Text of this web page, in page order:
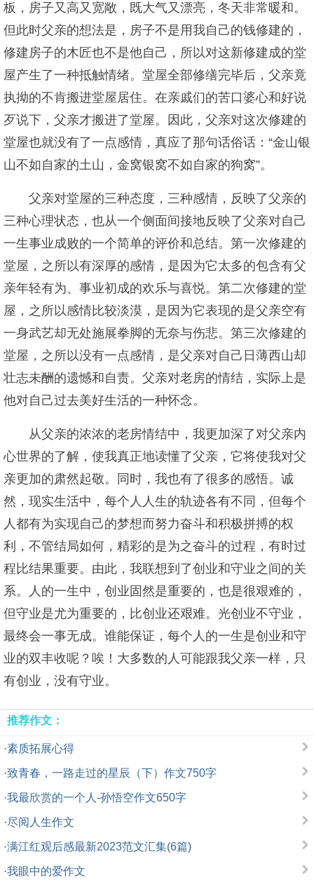
板，房子又高又宽敞，既大气又漂亮，冬天非常暖和。
但此时父亲的想法是，房子不是用我自己的钱修建的，
修建房子的木匠也不是他自己，所以对这新修建成的堂
屋产生了一种抵触情绪。堂屋全部修缮完毕后，父亲竟
执拗的不肯搬进堂屋居住。在亲戚们的苦口婆心和好说
歹说下，父亲才搬进了堂屋。因此，父亲对这次修建的
堂屋也就没有了一点感情，真应了那句话俗话：“金山银
山不如自家的土山，金窝银窝不如自家的狗窝”。
父亲对堂屋的三种态度，三种感情，反映了父亲的
三种心理状态，也从一个侧面间接地反映了父亲对自己
一生事业成败的一个简单的评价和总结。第一次修建的
堂屋，之所以有深厚的感情，是因为它太多的包含有父
亲年轻有为、事业初成的欢乐与喜悦。第二次修建的堂
屋，之所以感情比较淡漠，是因为它表现的是父亲空有
一身武艺却无处施展拳脚的无奈与伤悲。第三次修建的
堂屋，之所以没有一点感情，是父亲对自己日薄西山却
壮志未酬的遗憾和自责。父亲对老房的情结，实际上是
他对自己过去美好生活的一种怀念。
从父亲的浓浓的老房情结中，我更加深了对父亲内
心世界的了解，使我真正地读懂了父亲，它将使我对父
亲更加的肃然起敬。同时，我也有了很多的感悟。诚
然，现实生活中，每个人人生的轨迹各有不同，但每个
人都有为实现自己的梦想而努力奋斗和积极拼搏的权
利，不管结局如何，精彩的是为之奋斗的过程，有时过
程比结果重要。由此，我联想到了创业和守业之间的关
系。人的一生中，创业固然是重要的，也是很艰难的，
但守业是尤为重要的，比创业还艰难。光创业不守业，
最终会一事无成。谁能保证，每个人的一生是创业和守
业的双丰收呢？唉！大多数的人可能跟我父亲一样，只
有创业，没有守业。
推荐作文：
·素质拓展心得
·致青春，一路走过的星辰（下）作文750字
·我最欣赏的一个人-孙悟空作文650字
·尽阅人生作文
·满江红观后感最新2023范文汇集(6篇)
·我眼中的爱作文